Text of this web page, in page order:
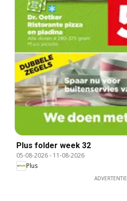
Plus folder week 32
05-08-2026- 11-08-2026
Plus
ADVERTENTIE